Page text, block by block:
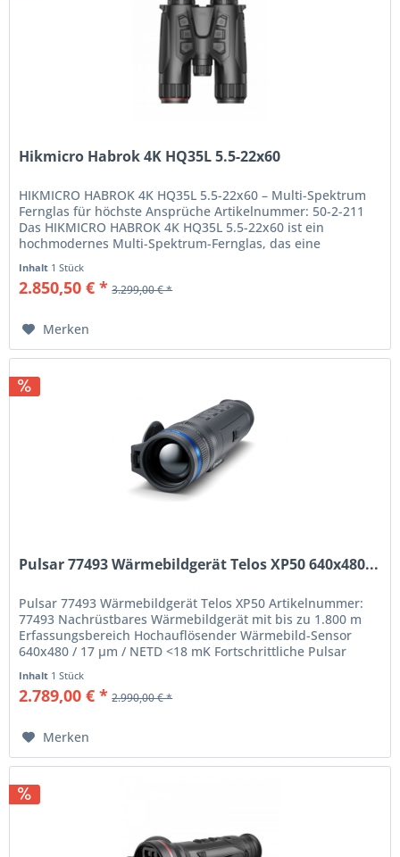
Hikmicro Habrok 4K HQ35L 5.5-22x60
HIKMICRO HABROK 4K HQ35L 5.5-22x60 – Multi-Spektrum
Fernglas für höchste Ansprüche Artikelnummer: 50-2-211
Das HIKMICRO HABROK 4K HQ35L 5.5-22x60 ist ein
hochmodernes Multi-Spektrum-Fernglas, das eine
Inhalt 1 Stück
2.850,50 € * 3.299,00 € *
Merken
Pulsar 77493 Wärmebildgerät Telos XP50 640x480...
Pulsar 77493 Wärmebildgerät Telos XP50 Artikelnummer:
77493 Nachrüstbares Wärmebildgerät mit bis zu 1.800 m
Erfassungsbereich Hochauflösender Wärmebild-Sensor
640x480 / 17 µm / NETD <18 mK Fortschrittliche Pulsar
Inhalt 1 Stück
2.789,00 € * 2.990,00 € *
Merken